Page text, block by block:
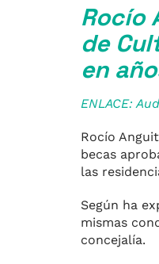
Rocío
de
en
ENLACE:
Rocío
becas
las
Según ha
mismas
concejalía.